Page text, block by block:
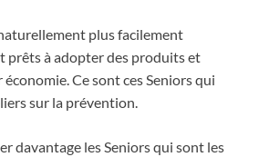
plus facilement
prêts à adopter des produits et
économie. Ce sont ces Seniors qui
sur la prévention.
davantage les Seniors qui sont les